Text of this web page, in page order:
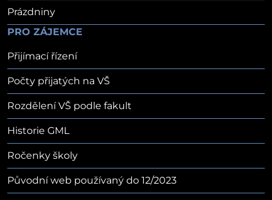
Prázdniny
PRO ZÁJEMCE
Přijímací řízení
Počty přijatých na VŠ
Rozdělení VŠ podle fakult
Historie GML
Ročenky školy
Původní web používaný do 12/2023